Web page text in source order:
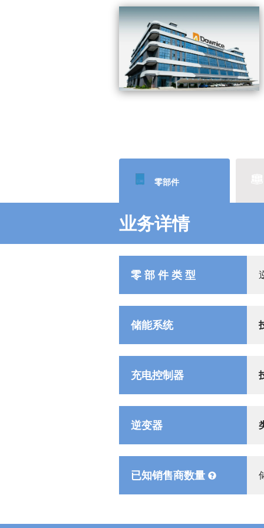
零部件
业务详情
零 部 件 类 型
储能系统
充电控制器
逆变器
已知销售商数量